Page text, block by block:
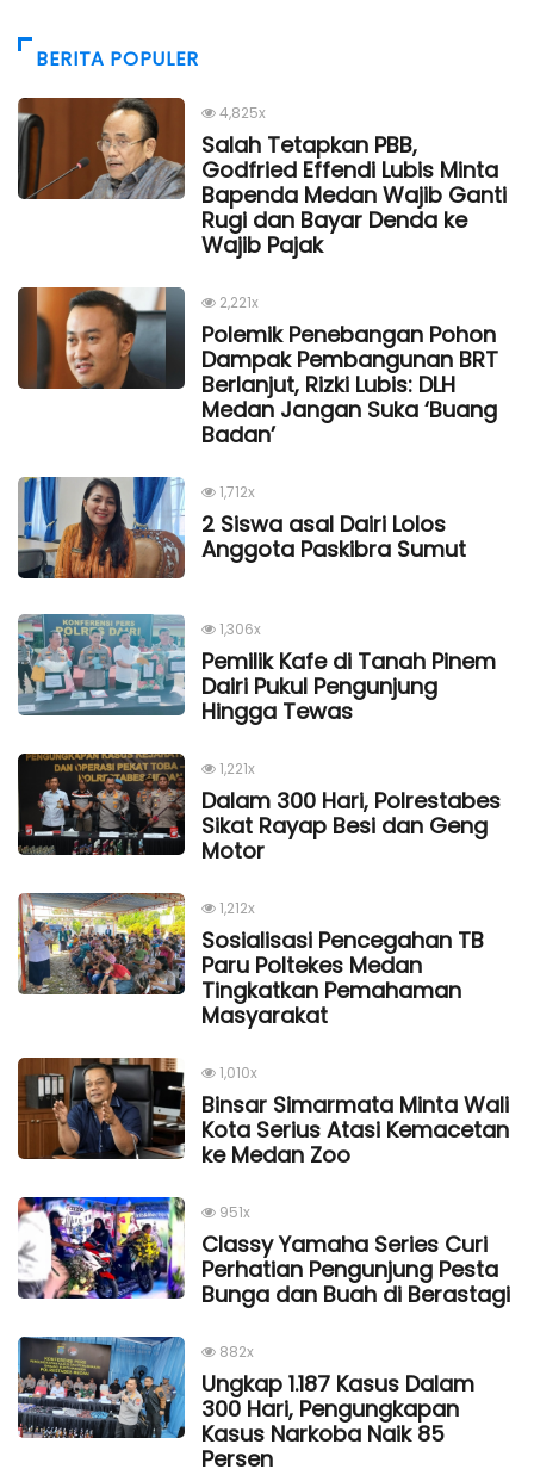
BERITA POPULER
4,825x
Salah Tetapkan PBB,
Godfried Effendi Lubis Minta
Bapenda Medan Wajib Ganti
Rugi dan Bayar Denda ke
Wajib Pajak
2,221x
Polemik Penebangan Pohon
Dampak Pembangunan BRT
Berlanjut, Rizki Lubis: DLH
Medan Jangan Suka ‘Buang
Badan’
1,712x
2 Siswa asal Dairi Lolos
Anggota Paskibra Sumut
1,306x
Pemilik Kafe di Tanah Pinem
Dairi Pukul Pengunjung
Hingga Tewas
1,221x
Dalam 300 Hari, Polrestabes
Sikat Rayap Besi dan Geng
Motor
1,212x
Sosialisasi Pencegahan TB
Paru Poltekes Medan
Tingkatkan Pemahaman
Masyarakat
1,010x
Binsar Simarmata Minta Wali
Kota Serius Atasi Kemacetan
ke Medan Zoo
951x
Classy Yamaha Series Curi
Perhatian Pengunjung Pesta
Bunga dan Buah di Berastagi
882x
Ungkap 1.187 Kasus Dalam
300 Hari, Pengungkapan
Kasus Narkoba Naik 85
Persen